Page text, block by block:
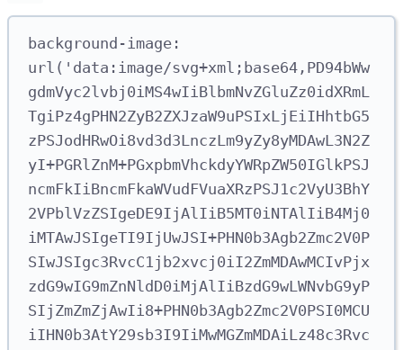
background-image:
url('data:image/svg+xml;base64 , PD94bWw
gdmVyc2lvbj0iMS4wIiBlbmNvZGluZz0idXRmL
TgiPz4gPHN2ZyB2ZXJzaW9uPSIxLjEiIHhtbG5
zPSJodHRwOi8vd3d3LnczLm9yZy8yMDAwL3N2Z
yI+PGRlZnM+PGxpbmVhckdyYWRpZW50IGlkPSJ
ncmFkIiBncmFkaWVudFVuaXRzPSJ1c2VyU3BhY
2VPblVzZSIgeDE9IjAlIiB5MT0iNTAlIiB4Mj0
iMTAwJSIgeTI9IjUwJSI+PHN0b3Agb2Zmc2V0P
SIwJSIgc3RvcC1jb2xvcj0iI2ZmMDAwMCIvPjx
zdG9wIG9mZnNldD0iMjAlIiBzdG9wLWNvbG9yP
SIjZmZmZjAwIi8+PHN0b3Agb2Zmc2V0PSI0MCU
iIHN0b3AtY29sb3I9IiMwMGZmMDAiLz48c3Rvc